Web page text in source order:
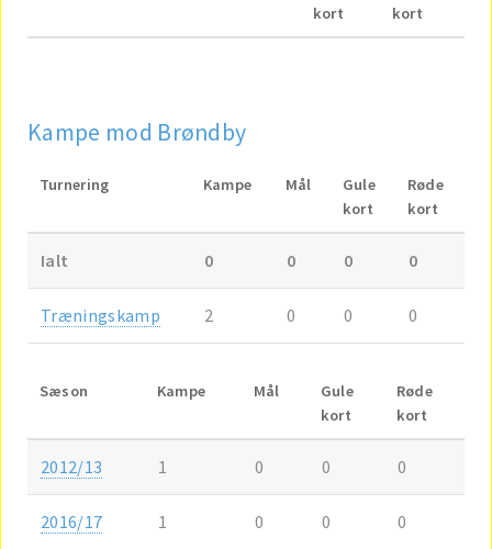
kort
kort
Kampe mod Brøndby
Turnering Kampe Mål
Gule
kort
Røde
kort
Ialt 0 0 0 0
Træningskamp 2 0 0 0
Sæson Kampe Mål
Gule
kort
Røde
kort
2012/13 1 0 0 0
2016/17 1 0 0 0